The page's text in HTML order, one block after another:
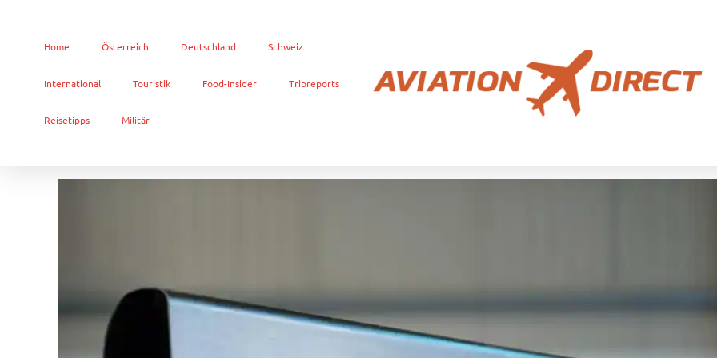
Home Österreich Deutschland Schweiz
International Touristik Food-Insider Tripreports
Reisetipps Militär